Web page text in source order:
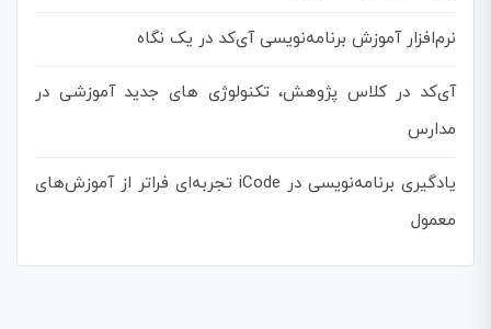
نرم‌افزار آموزش برنامه‌نویسی آی‌کد در یک نگاه
آی‌کد در کلاس پژوهش، تکنولوژی های جدید آموزشی در
مدارس
یادگیری برنامه‌نویسی در iCode تجربه‌ای فراتر از آموزش‌های
معمول